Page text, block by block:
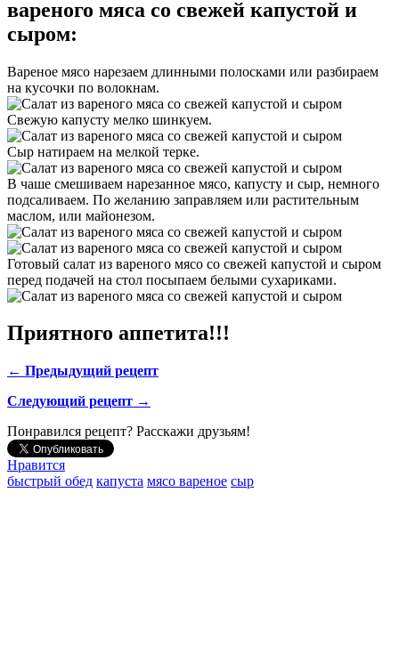
вареного мяса со свежей капустой и
сыром:
Вареное мясо нарезаем длинными полосками или разбираем
на кусочки по волокнам.
Свежую капусту мелко шинкуем.
Сыр натираем на мелкой терке.
В чаше смешиваем нарезанное мясо, капусту и сыр, немного
подсаливаем. По желанию заправляем или растительным
маслом, или майонезом.
Готовый салат из вареного мясо со свежей капустой и сыром
перед подачей на стол посыпаем белыми сухариками.
Приятного аппетита!!!
← Предыдущий рецепт
Следующий рецепт →
Понравился рецепт? Расскажи друзьям!
Нравится
быстрый обед капуста мясо вареное сыр